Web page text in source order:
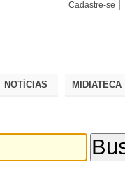
Cadastre-se
NOTÍCIAS MIDIATECA